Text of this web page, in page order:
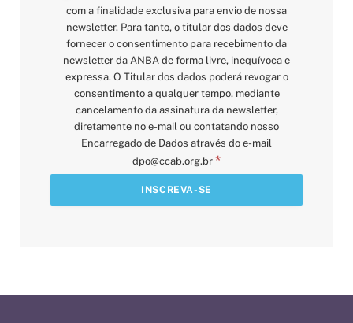
com a finalidade exclusiva para envio de nossa
newsletter. Para tanto, o titular dos dados deve
fornecer o consentimento para recebimento da
newsletter da ANBA de forma livre, inequívoca e
expressa. O Titular dos dados poderá revogar o
consentimento a qualquer tempo, mediante
cancelamento da assinatura da newsletter,
diretamente no e-mail ou contatando nosso
Encarregado de Dados através do e-mail
dpo@ccab.org.br *